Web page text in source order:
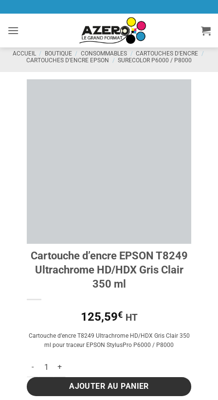
contenu
ACCUEIL / BOUTIQUE / CONSOMMABLES / CARTOUCHES D'ENCRE /
CARTOUCHES D'ENCRE EPSON
/ SURECOLOR P6000 / P8000
Cartouche d’encre EPSON T8249
Ultrachrome HD/HDX Gris Clair
350 ml
125,59€ HT
Cartouche d’encre T8249 Ultrachrome HD/HDX Gris Clair 350
ml pour traceur EPSON StylusPro P6000 / P8000
quantité de Cartouche d'encre EPSON T8249 Ultrachrome
AJOUTER AU PANIER